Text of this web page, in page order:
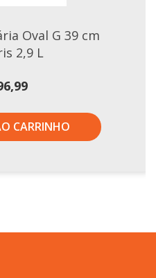
Oval G 39 cm
2,9 L
CARRINHO